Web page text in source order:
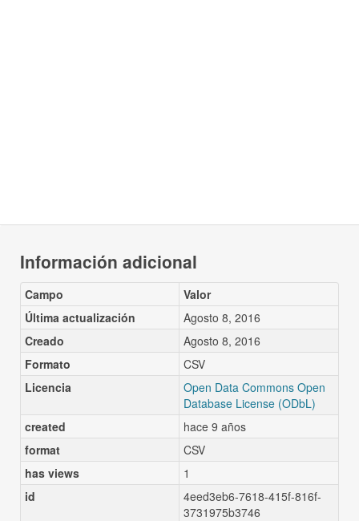
Información adicional
Campo
Valor
Última actualización
Agosto 8, 2016
Creado
Agosto 8, 2016
Formato
CSV
Licencia
Open Data Commons Open
Database License (ODbL)
created
hace 9 años
format
CSV
has views
1
id
4eed3eb6-7618-415f-816f-
3731975b3746